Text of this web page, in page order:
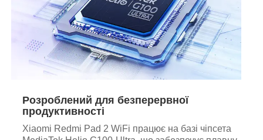
Розроблений для безперервної
продуктивності
Xiaomi Redmi Pad 2 WiFi працює на базі чіпсета